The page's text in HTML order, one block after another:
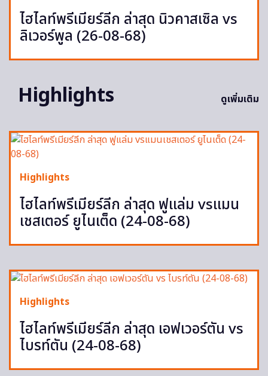
ไฮไลท์พรีเมียร์ลีก ล่าสุด นิวคาสเซิล vs
ลิเวอร์พูล (26-08-68)
Highlights ดูเพิ่มเติม
Highlights
ไฮไลท์พรีเมียร์ลีก ล่าสุด ฟูแล่ม vsแมน
เชสเตอร์ ยูไนเต็ด (24-08-68)
Highlights
ไฮไลท์พรีเมียร์ลีก ล่าสุด เอฟเวอร์ตัน vs
ไบรท์ตัน (24-08-68)